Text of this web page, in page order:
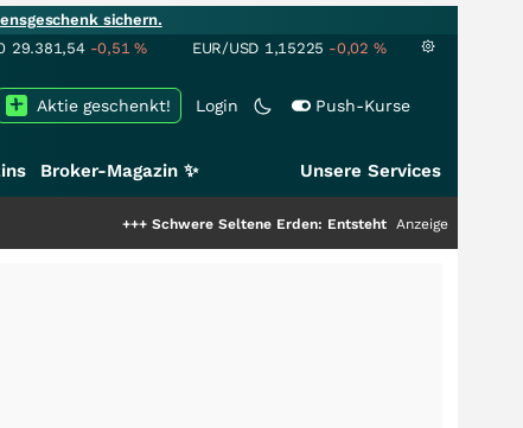
sichern.
29.381,54 -0,51% EUR/USD 1,15225 -0,02 %
Login Push-Kurse
Aktie geschenkt!
Broker-Magazin ✨ Unsere Services
Schwere Seltene Erden: Entsteht hier die nächste
Anzeige